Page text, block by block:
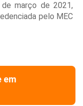
de março de 2021,
pelo MEC
em